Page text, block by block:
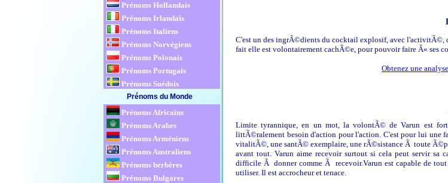
Prénoms Hollandais
Prénoms Irlandais
Prénoms Italiens
Prénoms Norvégiens
Prénoms Polonais
Prénoms Portugais
Prénoms Suédois
Prénoms du Monde
Prénoms Africains
Prénoms Arabes
Prénoms Arméniens
Prénoms Australiens
Prénoms berbères
Prénoms Bulgares
C'est un des ingrÃ©dients du cocktail explosif, avec l'activitÃ©,
fait elle est volontairement cachÃ©e, pour pouvoir faire Â« ses
Obtenez une
Limite tyrannique, en un mot, la volontÃ© de Varun est
littÃ©ralement besoin d'action pour l'action. C'est pour lui une
vitalitÃ©, une santÃ© exemplaire, une rÃ©sistance Ã toute
avant tout. Varun aime recevoir surtout si cela peut servir
difficile Ã donner comme Ã recevoir.Varun est capable de
utiliser. Il est accrocheur et tenace.